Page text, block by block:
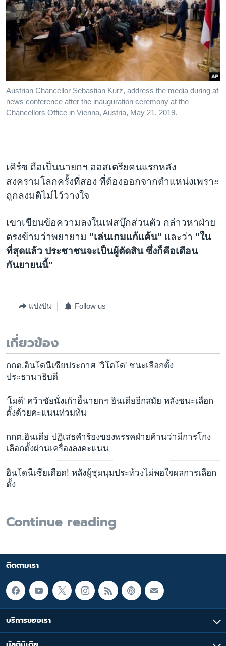
Austrian Chancellor Sebastian Kurz, address the media during af
news conference after the inauguration ceremony at the
Chancellors Office in Vienna, Austria, May 21, 2019.
เคิร์ซ ถือเป็นนายกฯ ออสเตรียคนแรกหลัง
สงครามโลกครั้งที่สอง ที่ต้องออกจากตำแหน่งเพราะ
ถูกลงมติไม่ไว้วางใจ
เขาเขียนข้อความลงในเฟสบุ๊กส่วนตัว กล่าวหาฝ่าย
ตรงข้ามว่าพยายาม "เล่นเกมแก้แค้น" และว่า "ใน
ที่สุดแล้ว ประชาชนจะเป็นผู้ตัดสิน ซึ่งก็คือเดือน
กันยายนนี้"
แบ่งปัน Follow us
เกี่ยวข้อง
กกต.อินโดนีเซียประกาศ 'วิโดโด' ชนะเลือกตั้ง
ประธานาธิบดี
'โมดี' คว้าชัยนั่งเก้าอี้นายกฯ อินเดียอีกสมัย หลังชนะเลือก
ตั้งด้วยคะแนนท่วมท้น
กกต.อินเดีย ปฏิเสธคำร้องของพรรคฝ่ายค้านว่ามีการโกง
เลือกตั้งผ่านเครื่องลงคะแนน
อินโดนีเซียเดือด! หลังผู้ชุมนุมประท้วงไม่พอใจผลการเลือก
ตั้ง
Continue reading
ติดตามเรา
บริการของเรา